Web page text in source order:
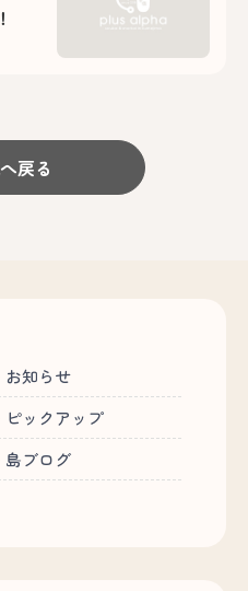
戻る
お知らせ
ピックアップ
島ブログ